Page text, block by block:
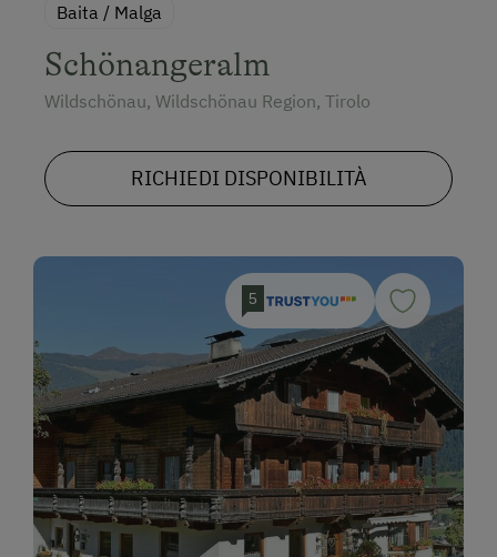
Baita / Malga
Schönangeralm
Wildschönau, Wildschönau Region, Tirolo
RICHIEDI DISPONIBILITÀ
5